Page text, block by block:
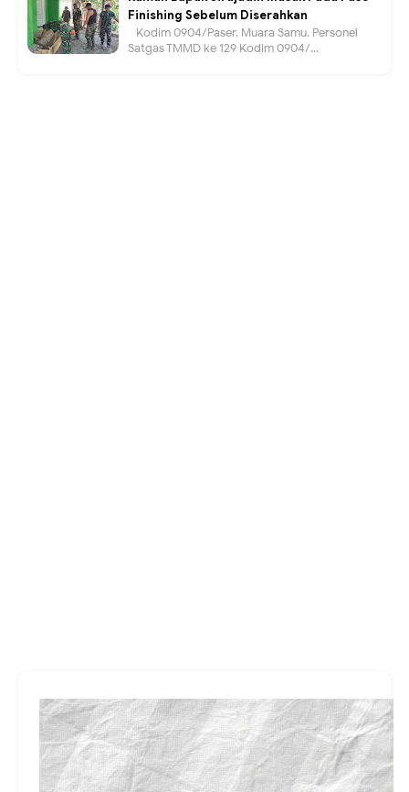
Finishing Sebelum Diserahkan
Kodim 0904/Paser, Muara Samu. Personel
Satgas TMMD ke 129 Kodim 0904/...